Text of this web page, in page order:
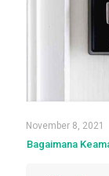
November 8, 2021
Bagaimana